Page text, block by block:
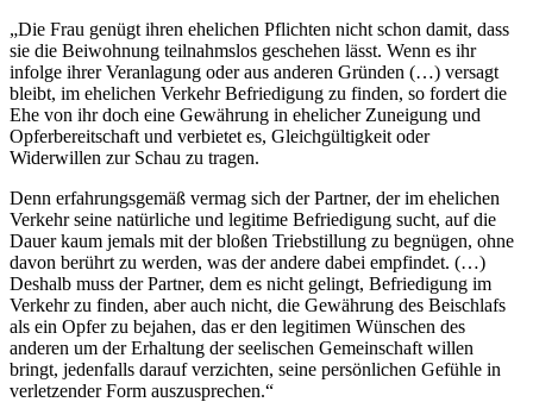
„Die Frau genügt ihren ehelichen Pflichten nicht schon damit, dass
sie die Beiwohnung teilnahmslos geschehen lässt. Wenn es ihr
infolge ihrer Veranlagung oder aus anderen Gründen (…) versagt
bleibt, im ehelichen Verkehr Befriedigung zu finden, so fordert die
Ehe von ihr doch eine Gewährung in ehelicher Zuneigung und
Opferbereitschaft und verbietet es, Gleichgültigkeit oder
Widerwillen zur Schau zu tragen.
Denn erfahrungsgemäß vermag sich der Partner, der im ehelichen
Verkehr seine natürliche und legitime Befriedigung sucht, auf die
Dauer kaum jemals mit der bloßen Triebstillung zu begnügen, ohne
davon berührt zu werden, was der andere dabei empfindet. (…)
Deshalb muss der Partner, dem es nicht gelingt, Befriedigung im
Verkehr zu finden, aber auch nicht, die Gewährung des Beischlafs
als ein Opfer zu bejahen, das er den legitimen Wünschen des
anderen um der Erhaltung der seelischen Gemeinschaft willen
bringt, jedenfalls darauf verzichten, seine persönlichen Gefühle in
verletzender Form auszusprechen.“